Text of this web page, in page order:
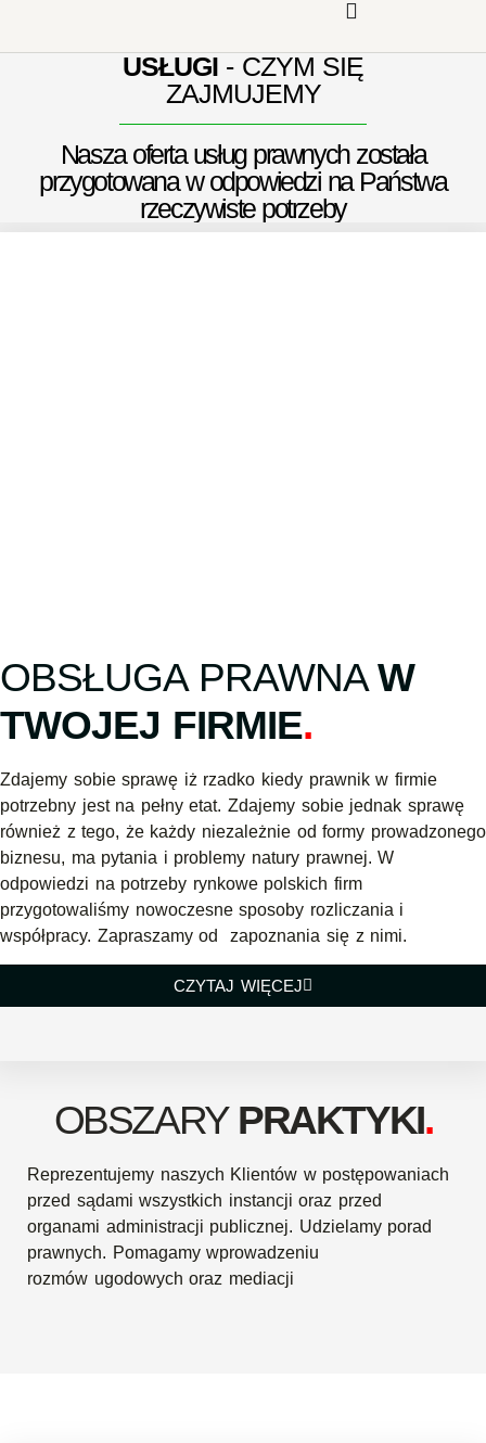
USŁUGI- CZYM SIĘ
ZAJMUJEMY
Nasza oferta usług prawnych została
przygotowana w odpowiedzi na Państwa
rzeczywiste potrzeby
OBSŁUGA PRAWNAW
TWOJEJ FIRMIE.
Zdajemy sobie sprawę iż rzadko kiedy prawnik w firmie
potrzebny jest na pełny etat. Zdajemy sobie jednak sprawę
również z tego, że każdy niezależnie od formy prowadzonego
biznesu, ma pytania i problemy natury prawnej. W
odpowiedzi na potrzeby rynkowe polskich firm
przygotowaliśmy nowoczesne sposoby rozliczania i
współpracy. Zapraszamy od zapoznania się z nimi.
CZYTAJ WIĘCEJ
OBSZARY PRAKTYKI.
Reprezentujemy naszych Klientów w postępowaniach
przed sądami wszystkich instancji oraz przed
organami administracji publicznej. Udzielamy porad
prawnych. Pomagamy wprowadzeniu
rozmów ugodowych oraz mediacji